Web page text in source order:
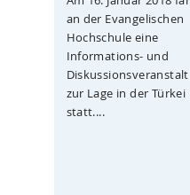
an der Evangelischen
Hochschule eine
Informations- und
zur Lage in der Türkei
statt....